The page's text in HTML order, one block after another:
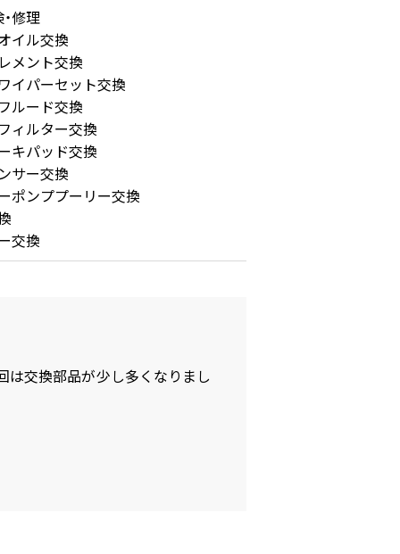
修理
イル交換
メント交換
イパーセット交換
ルード交換
ィルター交換
キパッド交換
サー交換
ポンププーリー交換
交換
は交換部品が少し多くなりまし